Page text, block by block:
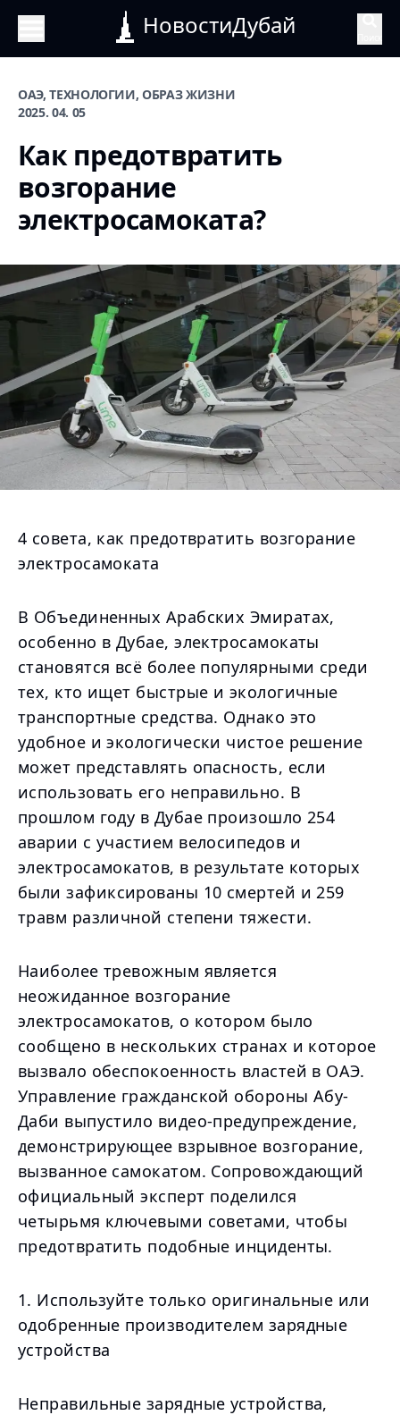
НовостиДубай
ОАЭ, ТЕХНОЛОГИИ, ОБРАЗ ЖИЗНИ
2025. 04. 05
Как предотвратить
возгорание
электросамоката?
4 совета, как предотвратить возгорание
электросамоката
В Объединенных Арабских Эмиратах,
особенно в Дубае, электросамокаты
становятся всё более популярными среди
тех, кто ищет быстрые и экологичные
транспортные средства. Однако это
удобное и экологически чистое решение
может представлять опасность, если
использовать его неправильно. В
прошлом году в Дубае произошло 254
аварии с участием велосипедов и
электросамокатов, в результате которых
были зафиксированы 10 смертей и 259
травм различной степени тяжести.
Наиболее тревожным является
неожиданное возгорание
электросамокатов, о котором было
сообщено в нескольких странах и которое
вызвало обеспокоенность властей в ОАЭ.
Управление гражданской обороны Абу-
Даби выпустило видео-предупреждение,
демонстрирующее взрывное возгорание,
вызванное самокатом. Сопровождающий
официальный эксперт поделился
четырьмя ключевыми советами, чтобы
предотвратить подобные инциденты.
1. Используйте только оригинальные или
одобренные производителем зарядные
устройства
Неправильные зарядные устройства,